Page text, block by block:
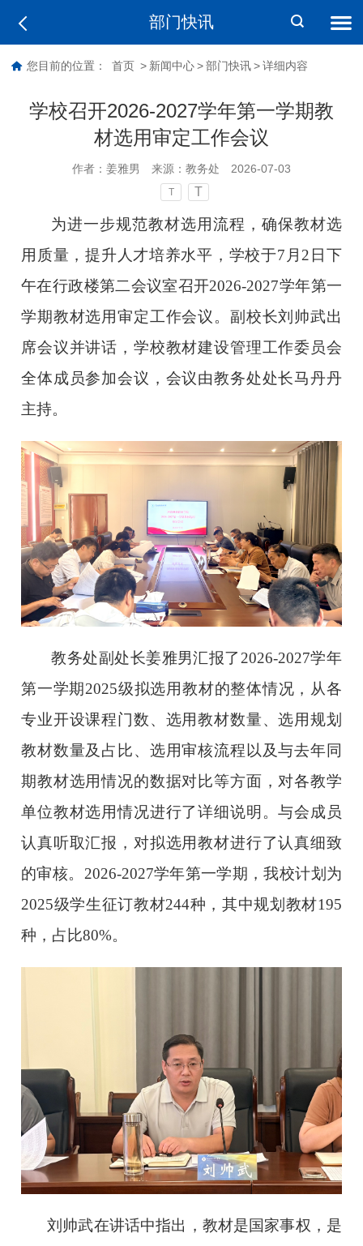
部门快讯
您目前的位置： 首页 > 新闻中心 > 部门快讯 > 详细内容
学校召开2026-2027学年第一学期教
材选用审定工作会议
作者： 姜雅男 来源： 教务处 2026-07-03
T T
为进一步规范教材选用流程，确保教材选
用质量，提升人才培养水平，学校于7月2日下
午在行政楼第二会议室召开2026-2027学年第一
学期教材选用审定工作会议。副校长刘帅武出
席会议并讲话，学校教材建设管理工作委员会
全体成员参加会议，会议由教务处处长马丹丹
主持。
教务处副处长姜雅男汇报了2026-2027学年
第一学期2025级拟选用教材的整体情况，从各
专业开设课程门数、选用教材数量、选用规划
教材数量及占比、选用审核流程以及与去年同
期教材选用情况的数据对比等方面，对各教学
单位教材选用情况进行了详细说明。与会成员
认真听取汇报，对拟选用教材进行了认真细致
的审核。2026-2027学年第一学期，我校计划为
2025级学生征订教材244种，其中规划教材195
种，占比80%。
刘帅武在讲话中指出，教材是国家事权，是